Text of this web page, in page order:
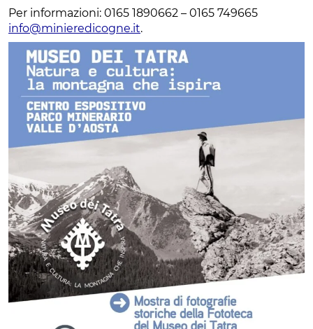
Per informazioni: 0165 1890662 – 0165 749665
info@minieredicogne.it.